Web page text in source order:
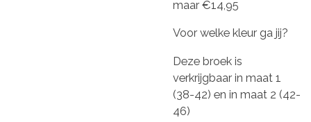
maar €14,95
Voor welke kleur ga jij?
Deze broek is
verkrijgbaar in maat 1
(38-42) en in maat 2 (42-
46)